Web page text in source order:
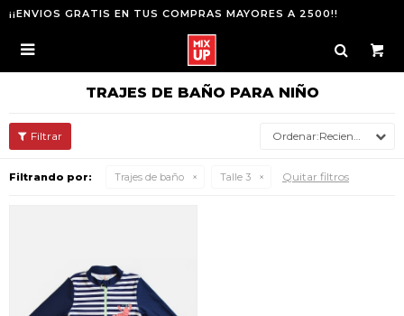
¡¡ENVIOS GRATIS EN TUS COMPRAS MAYORES A 2500!!

TRAJES DE BAÑO PARA NIÑO
Recientes
Filtrando por: Trajes de baño Talle 3 Quitar filtros